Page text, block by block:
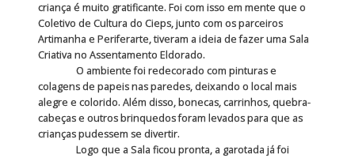
criança é muito gratificante. Foi com isso em mente que o
Coletivo de Cultura do Cieps, junto com os parceiros
Artimanha e Periferarte, tiveram a ideia de fazer uma Sala
Criativa no Assentamento Eldorado.
O ambiente foi redecorado com pinturas e
colagens de papeis nas paredes, deixando o local mais
alegre e colorido. Além disso, bonecas, carrinhos, quebra-
cabeças e outros brinquedos foram levados para que as
crianças pudessem se divertir.
Logo que a Sala ficou pronta, a garotada já foi